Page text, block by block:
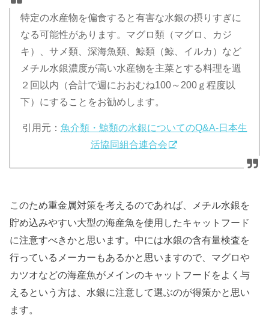
特定の水産物を偏食すると有害な水銀の摂りすぎに
なる可能性があります。マグロ類（マグロ、カジ
キ）、サメ類、深海魚類、鯨類（鯨、イルカ）など
メチル水銀濃度が高い水産物を主菜とする料理を週
２回以内（合計で週におおむね100～200ｇ程度以
下）にすることをお勧めします。
引用元： 魚介類・鯨類の水銀についてのQ&A-日本生
活協同組合連合会
このため重金属対策を考えるのであれば、メチル水銀を
貯め込みやすい大型の海産魚を使用したキャットフード
に注意すべきかと思います。中には水銀の含有量検査を
行っているメーカーもあるかと思いますので、マグロや
カツオなどの海産魚がメインのキャットフードをよく与
えるという方は、水銀に注意して選ぶのが得策かと思い
ます。